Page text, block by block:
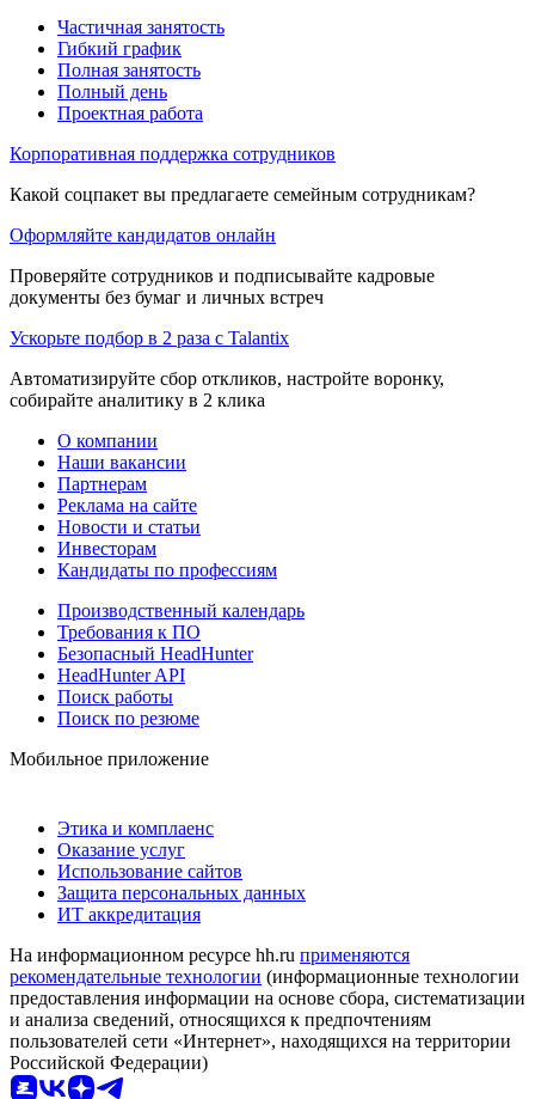
Частичная занятость
Гибкий график
Полная занятость
Полный день
Проектная работа
Корпоративная поддержка сотрудников
Какой соцпакет вы предлагаете семейным сотрудникам?
Оформляйте кандидатов онлайн
Проверяйте сотрудников и подписывайте кадровые
документы без бумаг и личных встреч
Ускорьте подбор в 2 раза с Talantix
Автоматизируйте сбор откликов, настройте воронку,
собирайте аналитику в 2 клика
О компании
Наши вакансии
Партнерам
Реклама на сайте
Новости и статьи
Инвесторам
Кандидаты по профессиям
Производственный календарь
Требования к ПО
Безопасный HeadHunter
HeadHunter API
Поиск работы
Поиск по резюме
Мобильное приложение
Этика и комплаенс
Оказание услуг
Использование сайтов
Защита персональных данных
ИТ аккредитация
На информационном ресурсе hh.ru применяются
рекомендательные технологии (информационные технологии
предоставления информации на основе сбора, систематизации
и анализа сведений, относящихся к предпочтениям
пользователей сети «Интернет», находящихся на территории
Российской Федерации)